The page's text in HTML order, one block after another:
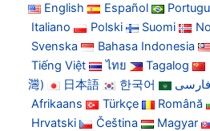
English Español
Italiano
Polski Suomi
Svenska
Bahasa Indonesia
Tiếng Việt
ไทย Tagalog
灣)
日本語 한국어
Afrikaans
Türkçe Română
Hrvatski
Čeština Magyar